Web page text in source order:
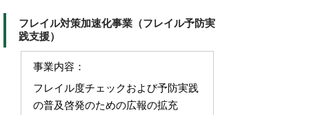
フレイル対策加速化事業（フレイル予防実
践支援）
事業内容：
フレイル度チェックおよび予防実践
の普及啓発のための広報の拡充